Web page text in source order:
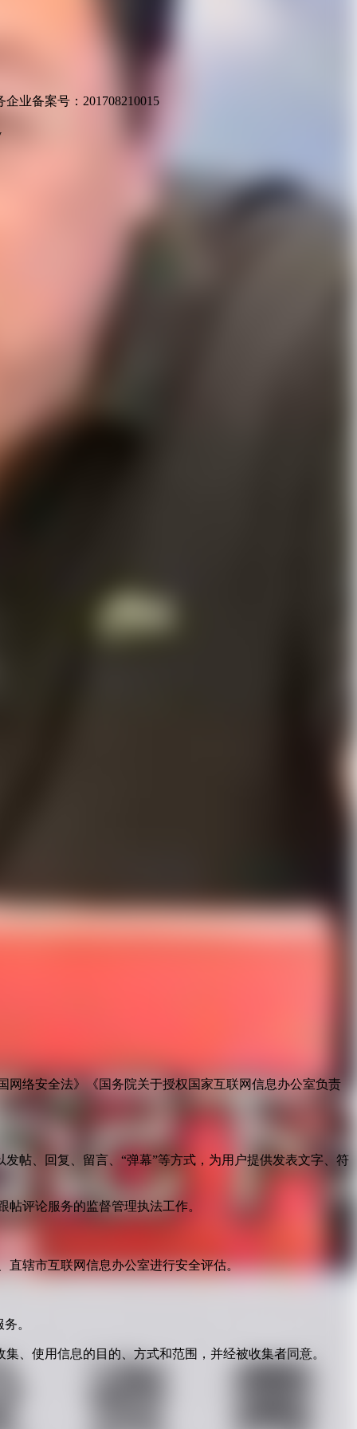
业备案号：201708210015
络安全法》《国务院关于授权国家互联网信息办公室负责
帖、回复、留言、“弹幕”等方式，为用户提供发表文字、符
评论服务的监督管理执法工作。
直辖市互联网信息办公室进行安全评估。
。
、使用信息的目的、方式和范围，并经被收集者同意。